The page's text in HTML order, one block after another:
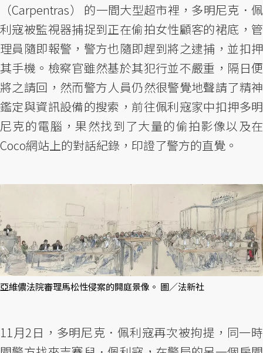
（Carpentras） 的一間大型超市裡，多明尼克．佩
利寇被監視器捕捉到正在偷拍女性顧客的裙底，管
理員隨即報警，警方也隨即趕到將之逮捕，並扣押
其手機。檢察官雖然基於其犯行並不嚴重，隔日便
將之請回，然而警方人員仍然很警覺地聲請了精神
鑑定與資訊設備的搜索，前往佩利寇家中扣押多明
尼克的電腦，果然找到了大量的偷拍影像以及在
Coco網站上的對話紀錄，印證了警方的直覺。
亞維儂法院審理馬松性侵案的開庭景像。 圖／法新社
11月2日，多明尼克．佩利寇再次被拘提，同一時